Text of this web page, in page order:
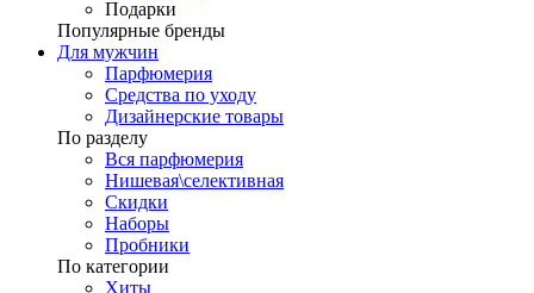
Подарки
Популярные бренды
Для мужчин
Парфюмерия
Средства по уходу
Дизайнерские товары
По разделу
Вся парфюмерия
Нишевая\селективная
Скидки
Наборы
Пробники
По категории
Хиты